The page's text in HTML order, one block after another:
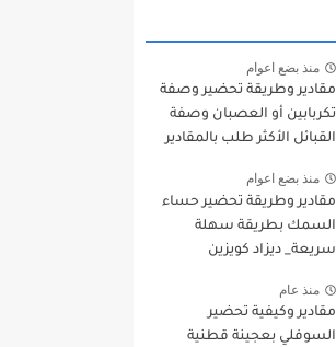
منذ بضع اعوام
مقادير وطريقة تحضير وصفة
تكربابين أو العصبان وصفة
القبائل الأكثر طلب بالمقادير
منذ بضع اعوام
مقادير وطريقة تحضير حساء
السمك بطريقة سهلة
سريعة_ ديزاد كويزين
منذ عام
مقادير وكيفية تحضير
السوفلي بعجينة قطنية